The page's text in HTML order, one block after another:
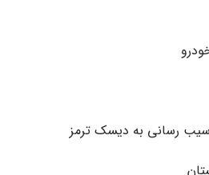
رسانی به دیسک ترمز